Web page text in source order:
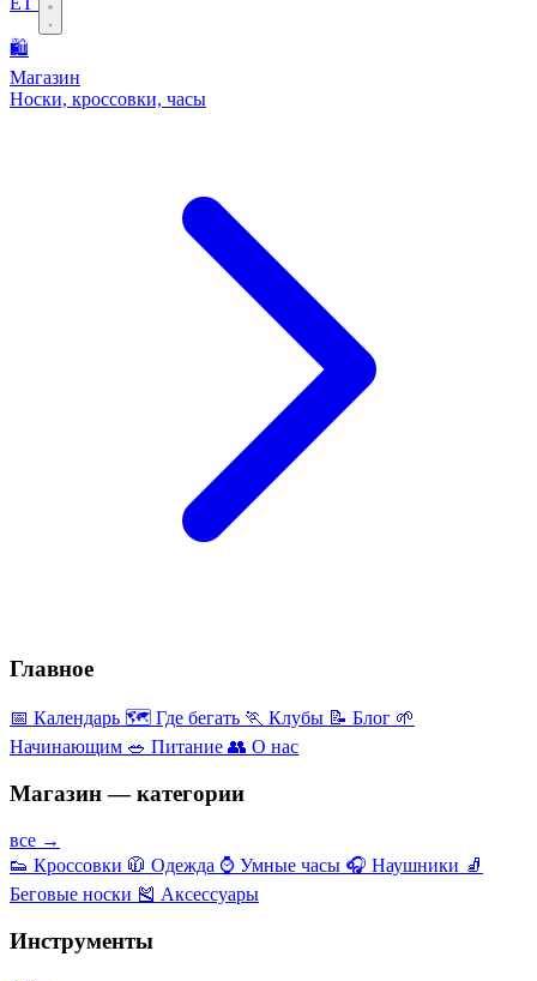
🛍️
Магазин
Носки, кроссовки, часы
Главное
📅 Календарь 🗺️ Где бегать 🏃 Клубы 📝 Блог 🌱
Начинающим 🥗 Питание 👥 О нас
Магазин — категории
все →
👟 Кроссовки 🧥 Одежда ⌚ Умные часы 🎧 Наушники 🧦
Беговые носки 🎽 Аксессуары
Инструменты